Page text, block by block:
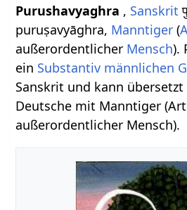
Purushavyaghra , Sanskrit
puruṣavyāghra, Manntiger (
außerordentlicher Mensch).
ein Substantiv männlichen
Sanskrit und kann
Deutsche mit Manntiger
außerordentlicher Mensch).